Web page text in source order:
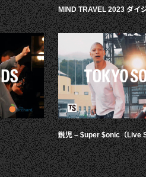
MIND TRAVEL 2023 ダイ
鋭児 – $uper $onic（Live